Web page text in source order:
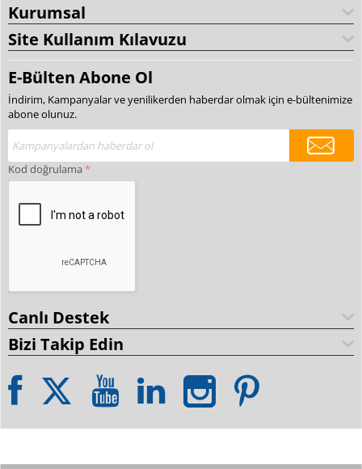
Kurumsal
Site Kullanım Kılavuzu
E-Bülten Abone Ol
İndirim, Kampanyalar ve yenilikerden haberdar olmak için e-bültenimize
abone olunuz.
Kod doğrulama
Canlı Destek
Bizi Takip Edin